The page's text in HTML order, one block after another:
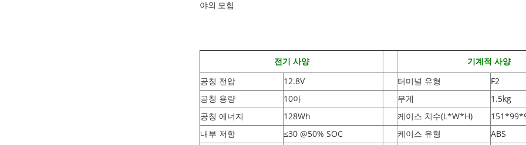
야외 모험
전기 사양
기계적 사양
공칭 전압
12.8V 터미널 유형
F2
공칭 용량
10아 무게
1.5kg
공칭 에너지
128Wh 케이스 치수(L*W*H)
내부 저항
≤30 @50% SOC 케이스 유형
ABS